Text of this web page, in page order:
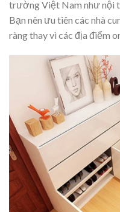
trường Việt Nam như nội
Bạn nên ưu tiên các nhà
ràng thay vì các địa điểm